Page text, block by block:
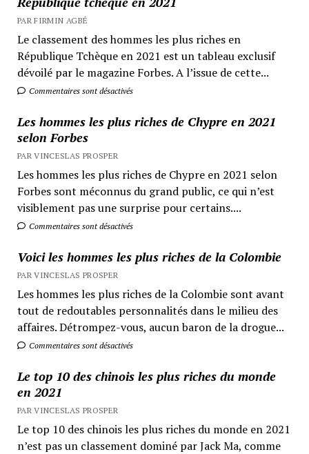
PAR FIRMIN AGBÉ
Le classement des hommes les plus riches en
République Tchèque en 2021 est un tableau exclusif
dévoilé par le magazine Forbes. A l’issue de cette...
Commentaires sont désactivés
Les hommes les plus riches de Chypre en 2021
selon Forbes
PAR VINCESLAS PROSPER
Les hommes les plus riches de Chypre en 2021 selon
Forbes sont méconnus du grand public, ce qui n’est
visiblement pas une surprise pour certains....
Commentaires sont désactivés
Voici les hommes les plus riches de la Colombie
PAR VINCESLAS PROSPER
Les hommes les plus riches de la Colombie sont avant
tout de redoutables personnalités dans le milieu des
affaires. Détrompez-vous, aucun baron de la drogue...
Commentaires sont désactivés
Le top 10 des chinois les plus riches du monde
en 2021
PAR VINCESLAS PROSPER
Le top 10 des chinois les plus riches du monde en 2021
n’est pas un classement dominé par Jack Ma, comme